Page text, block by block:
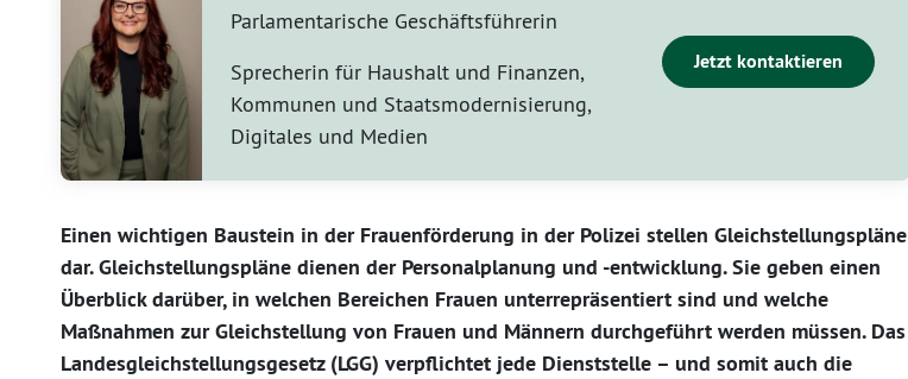
Parlamentarische Geschäftsführerin
Sprecherin für Haushalt und Finanzen,
Kommunen und Staatsmodernisierung,
Digitales und Medien
Jetzt kontaktieren
Einen wichtigen Baustein in der Frauenförderung in der Polizei stellen Gleichstellungspläne
dar. Gleichstellungspläne dienen der Personalplanung und -entwicklung. Sie geben einen
Überblick darüber, in welchen Bereichen Frauen unterrepräsentiert sind und welche
Maßnahmen zur Gleichstellung von Frauen und Männern durchgeführt werden müssen. Das
Landesgleichstellungsgesetz (LGG) verpflichtet jede Dienststelle – und somit auch die